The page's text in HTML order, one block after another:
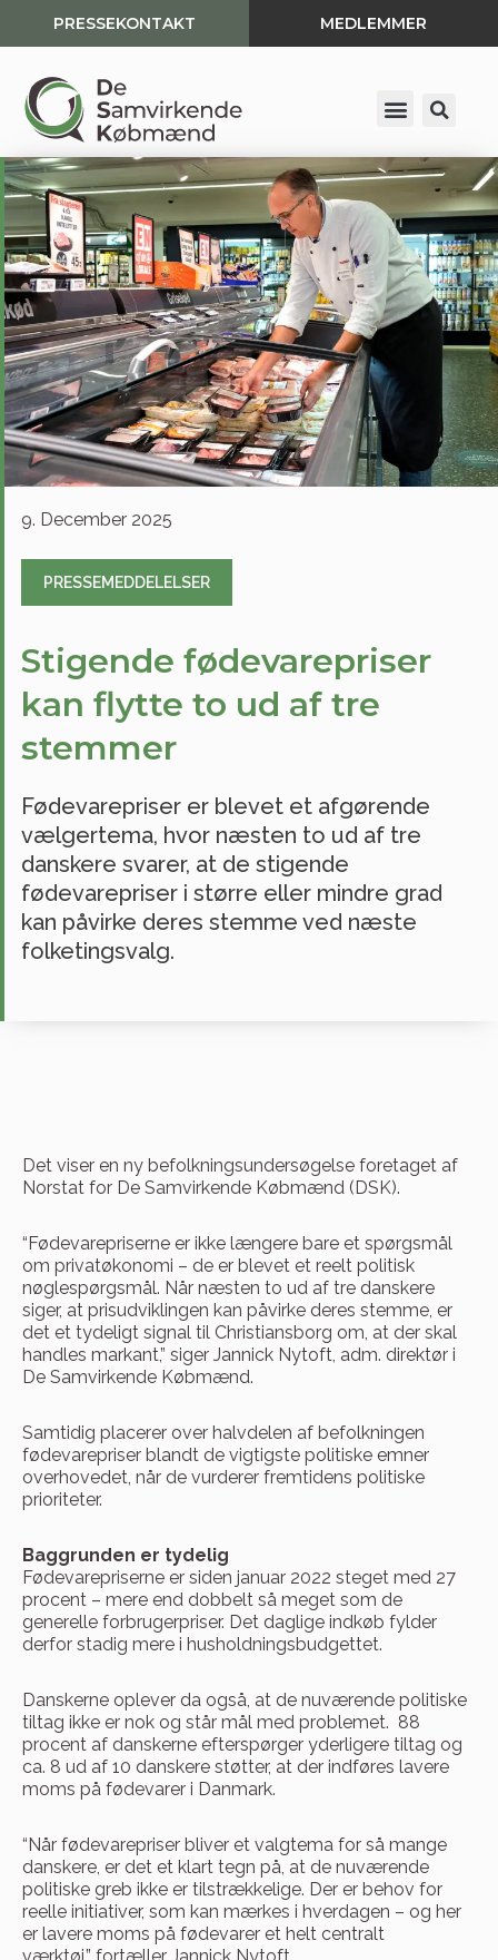
til
indhold
PRESSEKONTAKT MEDLEMMER
9. December 2025
PRESSEMEDDELELSER
Stigende fødevarepriser
kan flytte to ud af tre
stemmer
Fødevarepriser er blevet et afgørende
vælgertema, hvor næsten to ud af tre
danskere svarer, at de stigende
fødevarepriser i større eller mindre grad
kan påvirke deres stemme ved næste
folketingsvalg.
Det viser en ny befolkningsundersøgelse foretaget af
Norstat for De Samvirkende Købmænd (DSK).
“Fødevarepriserne er ikke længere bare et spørgsmål
om privatøkonomi – de er blevet et reelt politisk
nøglespørgsmål. Når næsten to ud af tre danskere
siger, at prisudviklingen kan påvirke deres stemme, er
det et tydeligt signal til Christiansborg om, at der skal
handles markant,” siger Jannick Nytoft, adm. direktør i
De Samvirkende Købmænd.
Samtidig placerer over halvdelen af befolkningen
fødevarepriser blandt de vigtigste politiske emner
overhovedet, når de vurderer fremtidens politiske
prioriteter.
Baggrunden er tydelig
Fødevarepriserne er siden januar 2022 steget med 27
procent – mere end dobbelt så meget som de
generelle forbrugerpriser. Det daglige indkøb fylder
derfor stadig mere i husholdningsbudgettet.
Danskerne oplever da også, at de nuværende politiske
tiltag ikke er nok og står mål med problemet. 88
procent af danskerne efterspørger yderligere tiltag og
ca. 8 ud af 10 danskere støtter, at der indføres lavere
moms på fødevarer i Danmark.
“Når fødevarepriser bliver et valgtema for så mange
danskere, er det et klart tegn på, at de nuværende
politiske greb ikke er tilstrækkelige. Der er behov for
reelle initiativer, som kan mærkes i hverdagen – og her
er lavere moms på fødevarer et helt centralt